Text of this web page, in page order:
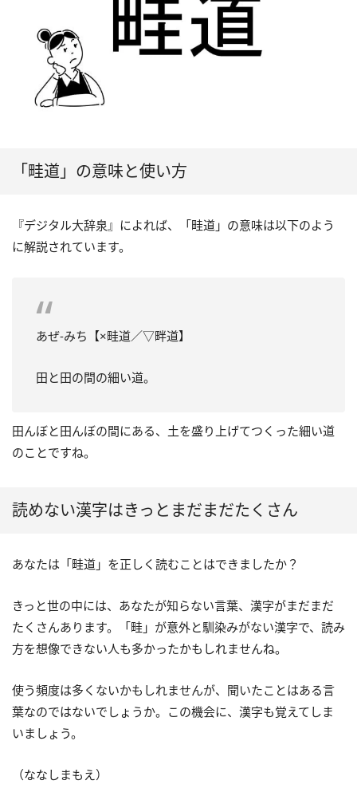
「畦道」の意味と使い方
『デジタル大辞泉』によれば、「畦道」の意味は以下のよう
に解説されています。
あぜ‐みち【×畦道／▽畔道】
田と田の間の細い道。
田んぼと田んぼの間にある、土を盛り上げてつくった細い道
のことですね。
読めない漢字はきっとまだまだたくさん
あなたは「畦道」を正しく読むことはできましたか？
きっと世の中には、あなたが知らない言葉、漢字がまだまだ
たくさんあります。「畦」が意外と馴染みがない漢字で、読み
方を想像できない人も多かったかもしれませんね。
使う頻度は多くないかもしれませんが、聞いたことはある言
葉なのではないでしょうか。この機会に、漢字も覚えてしま
いましょう。
（ななしまもえ）